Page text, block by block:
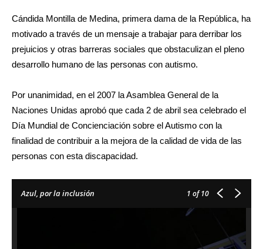
Cándida Montilla de Medina, primera dama de la República, ha
motivado a través de un mensaje a trabajar para derribar los
prejuicios y otras barreras sociales que obstaculizan el pleno
desarrollo humano de las personas con autismo.
Por unanimidad, en el 2007 la Asamblea General de la
Naciones Unidas aprobó que cada 2 de abril sea celebrado el
Día Mundial de Concienciación sobre el Autismo con la
finalidad de contribuir a la mejora de la calidad de vida de las
personas con esta discapacidad.
Azul, por la inclusión 1 of 10